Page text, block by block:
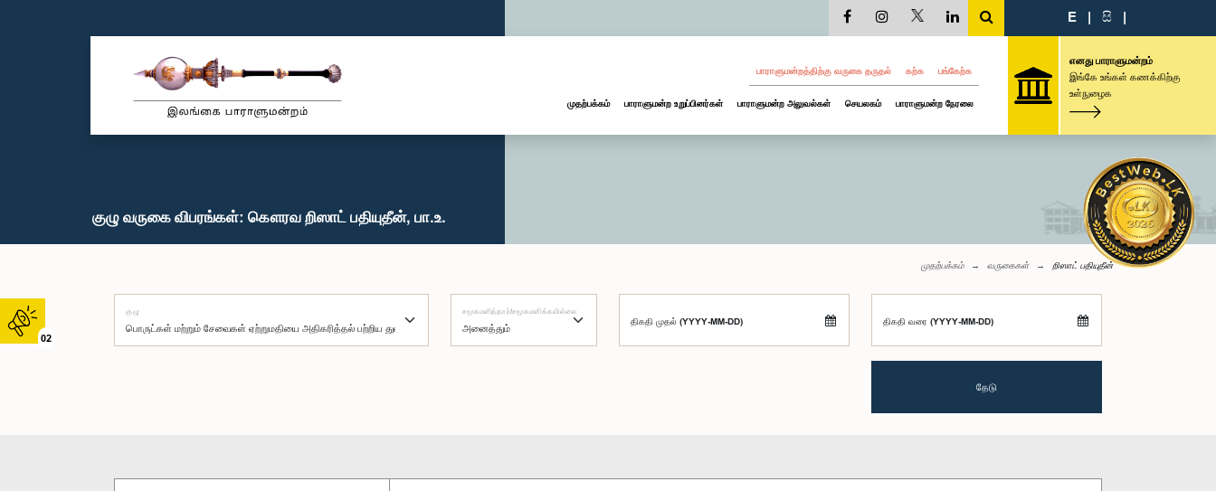
02
E | සි |
பாராளுமன்றத்திற்கு வருகை தருதல் கற்க பங்கேற்க
முதற்பக்கம் பாராளுமன்ற உறுப்பினர்கள் பாராளுமன்ற அலுவல்கள் செயலகம் பாராளுமன்ற நேரலை
எனது பாராளுமன்றம்
இங்கே உங்கள் கணக்கிற்கு
உள்நுழைக
குழு வருகை விபரங்கள்: கௌரவ றிஸாட் பதியுதீன், பா.உ.
முதற்பக்கம் வருகைகள் றிஸாட் பதியுதீன்
குழு சமூகமளித்தார்/சமூகமளிக்கவில்லை
திகதி முதல் (YYYY-MM-DD) திகதி வரை (YYYY-MM-DD)
தேடு